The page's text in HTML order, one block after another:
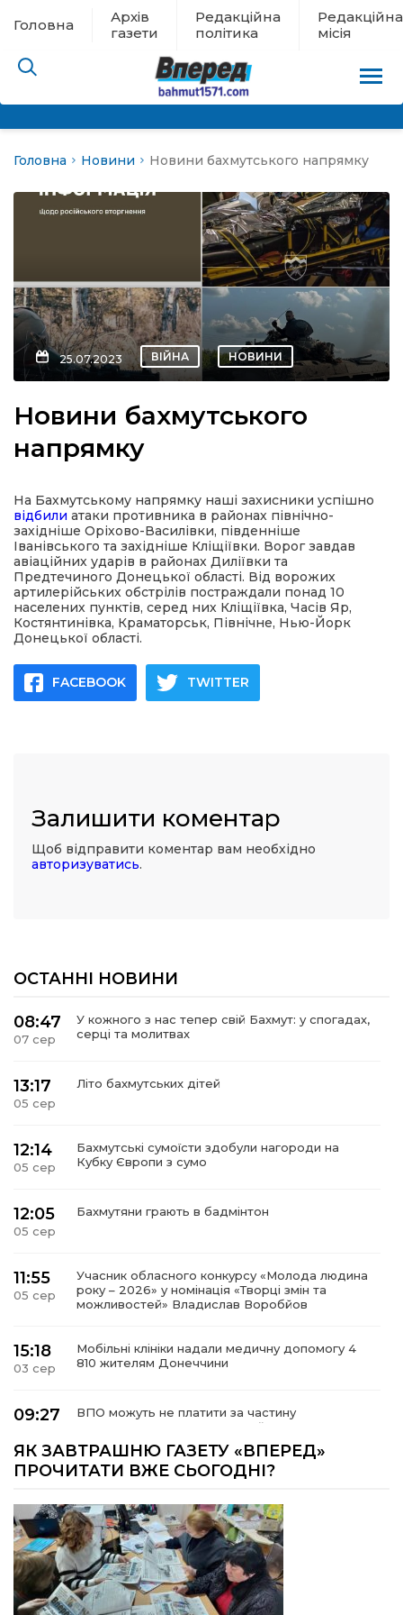
Головна
Архів
газети
Редакційна
політика
Редакційна
місія
евакуації
новини
політика
місія
Головна Новини Новини бахмутського напрямку
25.07.2023 ВІЙНА НОВИНИ
Новини бахмутського
напрямку
На Бахмутському напрямку наші захисники успішно
відбили атаки противника в районах північно-
західніше Оріхово-Василівки, південніше
Іванівського та західніше Кліщіївки. Ворог завдав
авіаційних ударів в районах Диліївки та
Предтечиного Донецької області. Від ворожих
артилерійських обстрілів постраждали понад 10
населених пунктів, серед них Кліщіївка, Часів Яр,
Костянтинівка, Краматорськ, Північне, Нью-Йорк
Донецької області.
FACEBOOK TWITTER
Залишити коментар
Щоб відправити коментар вам необхідно
авторизуватись.
ОСТАННІ НОВИНИ
08:47
07 сер
У кожного з нас тепер свій Бахмут: у спогадах,
серці та молитвах
13:17
05 сер
Літо бахмутських дітей
12:14
05 сер
Бахмутські сумоїсти здобули нагороди на
Кубку Європи з сумо
12:05
05 сер
Бахмутяни грають в бадмінтон
11:55
05 сер
Учасник обласного конкурсу «Молода людина
року – 2026» у номінація «Творці змін та
можливостей» Владислав Воробйов
15:18
03 сер
Мобільні клініки надали медичну допомогу 4
810 жителям Донеччини
09:27
ВПО можуть не платити за частину
комунальних послуг: про що йдеться
14:12
Досі ВПО? Юристка розповіла, коли
внутрішньо переміщеної особи
14:04
01 сер
Учасниця обласного конкурсу «Молода
людина року – 2026» у номінації «Пульс життя»
Аліна Кулик
ЯК ЗАВТРАШНЮ ГАЗЕТУ «ВПЕРЕД»
ПРОЧИТАТИ ВЖЕ СЬОГОДНІ?